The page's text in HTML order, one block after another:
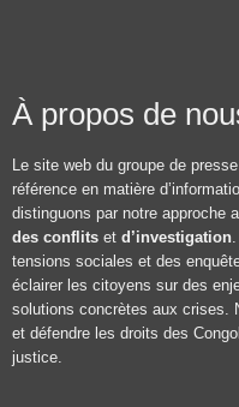
À propos de
Le site web du groupe de presse
référence en matière
distinguons par notre approche
des conflits et d’investigation
tensions sociales et des
éclairer les citoyens sur des
solutions concrètes aux crises.
et défendre les droits des
justice.